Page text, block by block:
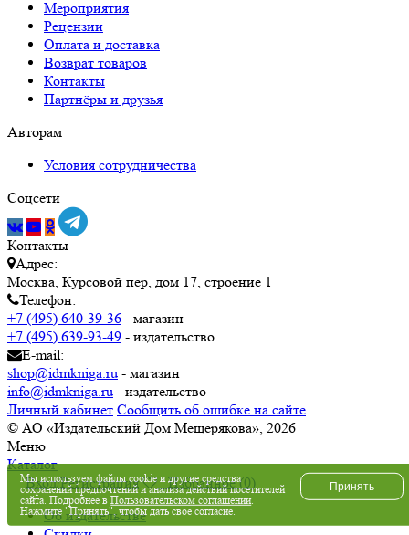
Мероприятия
Рецензии
Оплата и доставка
Возврат товаров
Контакты
Партнёры и друзья
Авторам
Условия сотрудничества
Соцсети
Контакты
Адрес:
Москва, Курсовой пер, дом 17, строение 1
Телефон:
+7 (495) 640-39-36 - магазин
+7 (495) 639-93-49 - издательство
E-mail:
shop@idmkniga.ru - магазин
info@idmkniga.ru - издательство
Личный кабинет Сообщить об ошибке на сайте
© АО «Издательский Дом Мещерякова», 2026
Меню
Каталог
Вход/Регистрация
Избранное (0)
Об издательстве
Мы используем файлы cookie и другие средства
сохранений предпочтений и анализа действий посетителей
сайта. Подробнее вПользовательском соглашении.
Нажмите "Принять", чтобы дать свое согласие.
Принять